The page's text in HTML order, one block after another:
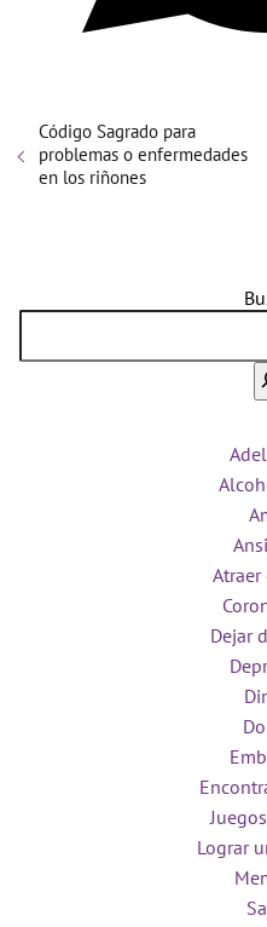
Código Sagrado para
problemas o enfermedades
en los riñones
Atraer
Dejar
Lograr